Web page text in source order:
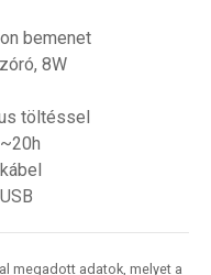
bemenet
8W
töltéssel
megadott adatok, melyet a